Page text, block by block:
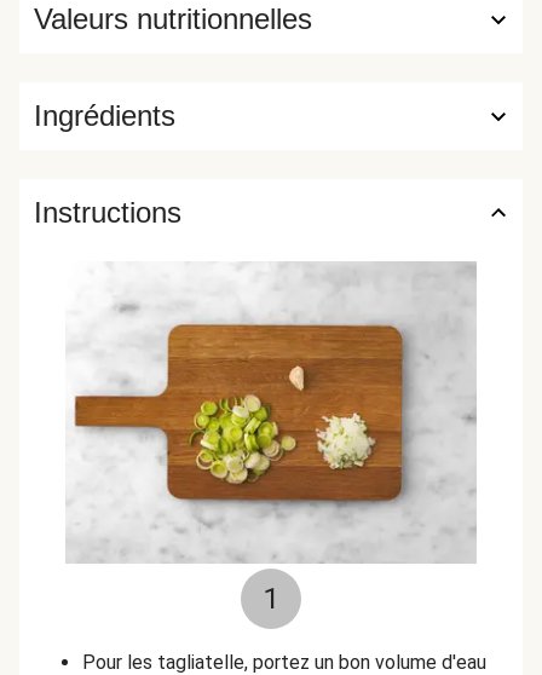
Ingrédients
Valeurs nutritionnelles
Instructions
1
Pour les tagliatelle, portez un bon volume d'eau